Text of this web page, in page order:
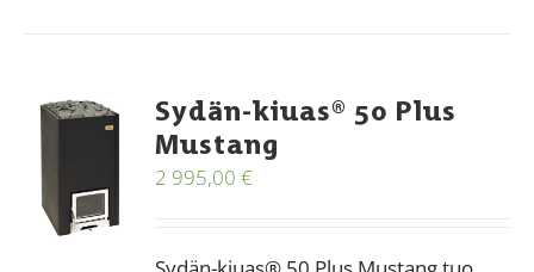
Sydän-kiuas® 50 Plus
Mustang
2 995,00€